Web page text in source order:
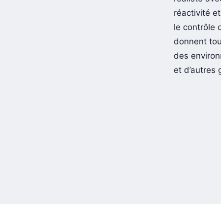
réactivité
le contrôle
donnent
des
et d’autres